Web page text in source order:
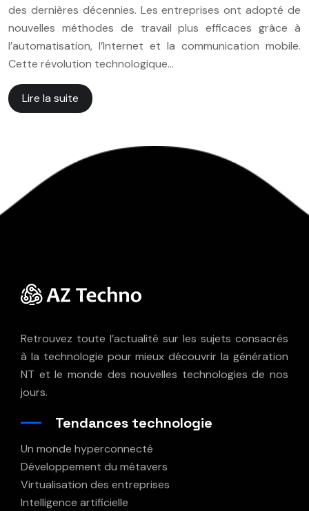
des dernières décennies. Les entreprises ont adopté de
nouvelles méthodes de travail plus efficaces grâce à
l’automatisation, l’Internet et la communication mobile.
Cette révolution technologique…
Lire la suite
Retrouvez toute l’actualité sur les sujets consacrés
à la technologie pour mieux découvrir la génération
NT et le monde des nouvelles technologies de nos
jours.
Tendances technologie
Un monde hyperconnecté
Développement du métavers
Virtualisation des entreprises
Intelligence artificielle